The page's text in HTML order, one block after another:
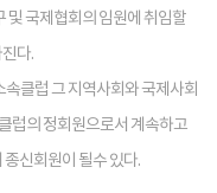
및 국제협회의 임원에 취임할
다.
클럽 그 지역사회와 국제사회
럽의 정회원으로서 계속하고
신회원이 될수 있다.